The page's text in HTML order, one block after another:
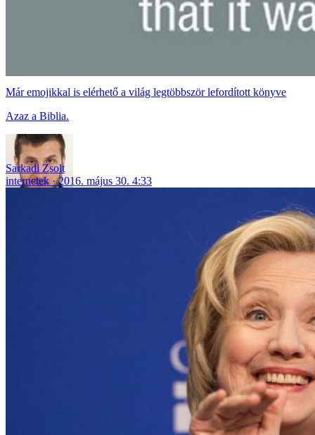
Már emojikkal is elérhető a világ legtöbbször lefordított könyve
Azaz a Biblia.
Sarkadi Zsolt
internetek
2016. május 30. 4:33